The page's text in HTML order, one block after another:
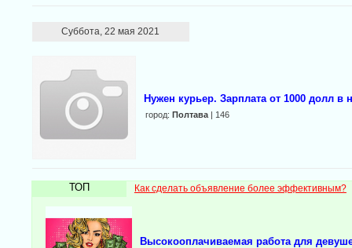
Суббота, 22 мая 2021
Нужен курьер. Зарплата от 1000 долл в
город: Полтава| 146
ТОП Как сделать объявление более эффективным?
Высокооплачиваемая работа для